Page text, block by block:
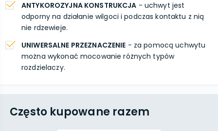
ANTYKOROZYJNA KONSTRUKCJA - uchwyt jest
odporny na działanie wilgoci i podczas kontaktu z nią
nie rdzewieje.
UNIWERSALNE PRZEZNACZENIE - za pomocą uchwytu
można wykonać mocowanie różnych typów
rozdzielaczy.
Często kupowane razem